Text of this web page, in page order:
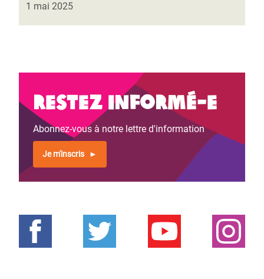
1 mai 2025
Restez informé-e
Abonnez-vous à notre lettre d'information
Je m'inscris